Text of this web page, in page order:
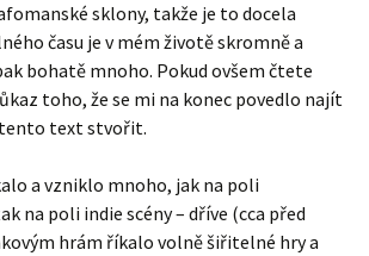
sklony, takže je to docela
času je v mém životě skromně a
bohatě mnoho. Pokud ovšem čtete
toho, že se mi na konec povedlo najít
tento text stvořit.
a vzniklo mnoho, jak na poli
na poli indie scény – dříve (cca před
hrám říkalo volně šiřitelné hry a